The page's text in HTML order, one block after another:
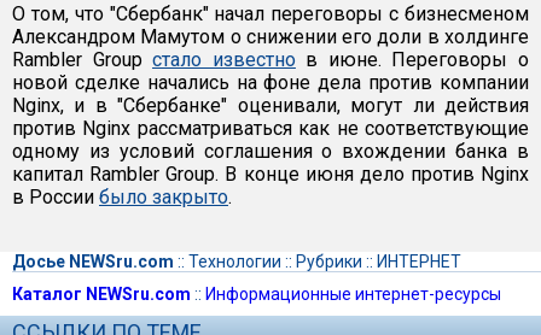
О том, что "Сбербанк" начал переговоры с бизнесменом
Александром Мамутом о снижении его доли в холдинге
Rambler Groupстало известнов июне. Переговоры о
новой сделке начались на фоне дела против компании
Nginx, и в "Сбербанке" оценивали, могут ли действия
против Nginx рассматриваться как не соответствующие
одному из условий соглашения о вхождении банка в
капитал Ramblеr Group. В конце июня дело против Nginx
в России было закрыто.
Досье NEWSru.com :: Технологии :: Рубрики :: ИНТЕРНЕТ
Каталог NEWSru.com :: Информационные интернет-ресурсы